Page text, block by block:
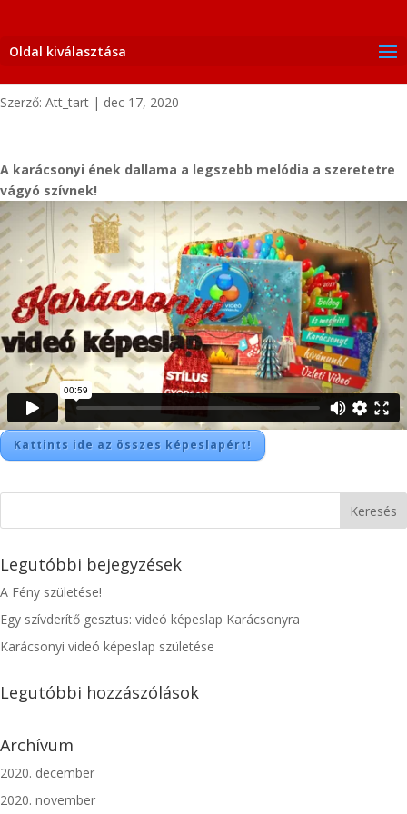
Oldal kiválasztása
Szerző: Att_tart | dec 17, 2020
A karácsonyi ének dallama a legszebb melódia a szeretetre
vágyó szívnek!
Kattints ide az összes képeslapért!
Legutóbbi bejegyzések
A Fény születése!
Egy szívderítő gesztus: videó képeslap Karácsonyra
Karácsonyi videó képeslap születése
Legutóbbi hozzászólások
Archívum
2020. december
2020. november